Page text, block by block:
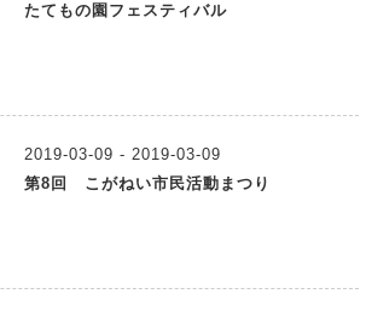
たてもの園フェスティバル
2019-03-09 - 2019-03-09
第8回 こがねい市民活動まつり